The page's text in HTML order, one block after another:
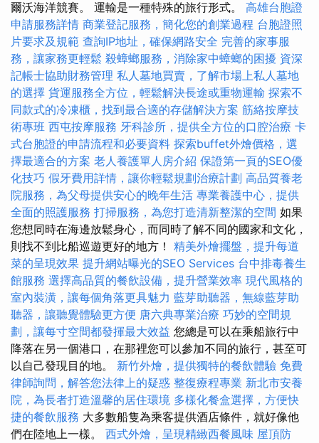
爾沃海洋競賽。 運輸是一種特殊的旅行形式。 高雄台胞證
申請服務詳情 商業登記服務，簡化您的創業過程 台胞證照
片要求及規範 查詢IP地址，確保網路安全 完善的家事服
務，讓家務更輕鬆 殺蟑螂服務，消除家中蟑螂的困擾 資深
記帳士協助財務管理 私人墓地買賣，了解市場上私人墓地
的選擇 貨運服務全方位，輕鬆解決長途或重物運輸 探索不
同款式的冷凍櫃，找到最合適的存儲解決方案 筋絡按摩技
術專班 西屯按摩服務 牙科診所，提供全方位的口腔治療 卡
式台胞證的申請流程和必要資料 探索buffet外燴價格，選
擇最適合的方案 老人養護單人房介紹 保證第一頁的SEO優
化技巧 假牙費用詳情，讓你輕鬆規劃治療計劃 高品質養老
院服務，為父母提供安心的晚年生活 專業養護中心，提供
全面的照護服務 打掃服務，為您打造清新整潔的空間 如果
您想同時在海邊放鬆身心，而同時了解不同的國家和文化，
則找不到比船巡遊更好的地方！ 精美外燴擺盤，提升每道
菜的呈現效果 提升網站曝光的SEO Services 台中排毒養生
館服務 選擇高品質的餐飲設備，提升營業效率 現代風格的
室內裝潢，讓每個角落更具魅力 藍芽助聽器，無線藍芽助
聽器，讓聽覺體驗更方便 唐六典專業治療 巧妙的空間規
劃，讓每寸空間都發揮最大效益 您總是可以在乘船旅行中
降落在另一個港口，在那裡您可以參加不同的旅行，甚至可
以自己發現目的地。 新竹外燴，提供獨特的餐飲體驗 免費
律師詢問，解答您法律上的疑惑 整復療程專業 新北市安養
院，為長者打造溫馨的居住環境 多樣化餐盒選擇，方便快
捷的餐飲服務 大多數船隻為乘客提供酒店條件，就好像他
們在陸地上一樣。 西式外燴，呈現精緻西餐風味 屋頂防